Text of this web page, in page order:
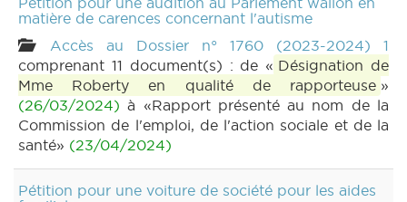
matière de carences concernant l'autisme
Accès au Dossier n° 1760 (2023-2024) 1
comprenant 11 document(s) : de « Désignation de
Mme Roberty en qualité de rapporteuse »
(26/03/2024) à «Rapport présenté au nom de la
Commission de l'emploi, de l'action sociale et de la
santé» (23/04/2024)
Pétition pour une voiture de société pour les aides